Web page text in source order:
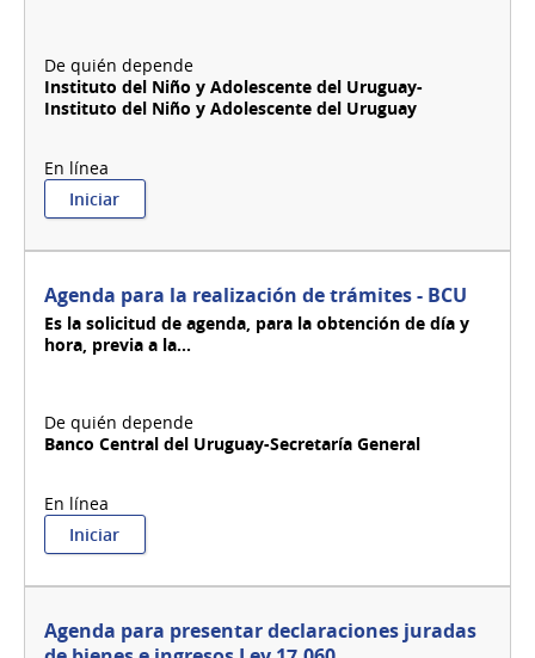
Instituto del Niño y Adolescente del Uruguay-
Instituto del Niño y Adolescente del Uruguay
Iniciar:
Agenda
primera
entrevista
de
adopciones
Agenda para la realización de trámites - BCU
Es la solicitud de agenda, para la obtención de día y
hora, previa a la...
Banco Central del Uruguay-Secretaría General
Iniciar:
Agenda
de
Agenda para presentar declaraciones juradas